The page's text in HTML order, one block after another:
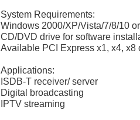
System Requirements:
Windows 2000/XP/Vista/7/8/10
CD/DVD drive for software
Available PCI Express x1, x4, x8
Applications:
ISDB-T receiver/ server
Digital broadcasting
IPTV streaming